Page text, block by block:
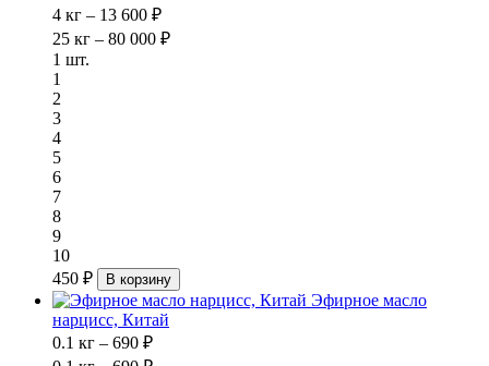
4 кг – 13 600 ₽
25 кг – 80 000 ₽
1 шт.
1
2
3
4
5
6
7
8
9
10
450 ₽
В корзину
Эфирное масло
нарцисс, Китай
0.1 кг – 690 ₽